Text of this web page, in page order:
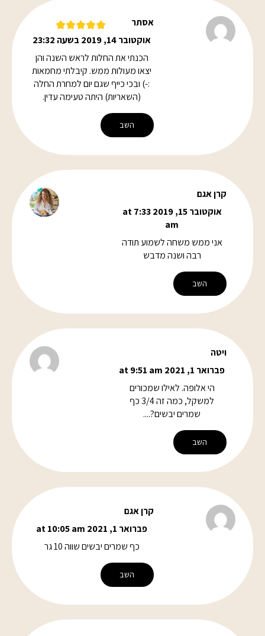
אסתר
אוקטובר 14, 2019 בשעה 23:32
הכנתי את החלות לראש השנה והן
יצאו מעולות ממש. קיבלתי מחמאות
:-) ובכי כייף שגם יום למחרת החלה
(השאריות) היתה טעימה עדין.
השב
קרן אגם
אוקטובר 15, 2019 at 7:33
am
אני ממש משחה לשמוע תודה
רבה ושנה מדבש
השב
ויטה
פברואר 1, 2021 at 9:51 am
הי אלופה. לאילו שמכורים
למשקל, כמה זה 3/4 כף
שמרים יבשים?....
השב
קרן אגם
פברואר 1, 2021 at 10:05 am
כף שמרים יבשים שווה 10 גר
השב